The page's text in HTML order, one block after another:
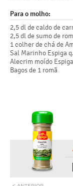
Para o molho:
2,5 dl de caldo de
2,5 dl de sumo de
1 colher de chá de
Sal Marinho Espiga
Alecrim moído
Bagos de 1 romã